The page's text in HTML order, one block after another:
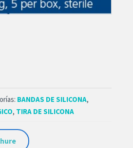
BANDAS DE SILICONA,
, TIRA DE SILICONA